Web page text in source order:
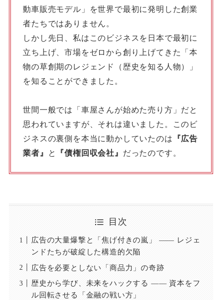
動車販売モデル」を世界で最初に発明した創業
者たちではありません。
しかし先日、私はこのビジネスを日本で最初に
立ち上げ、市場をゼロから創り上げてきた「本
物の草創期のレジェンド（歴史を知る人物）」
を知ることができました。
世間一般では「車屋さんが始めた売り方」だと
思われていますが、それは違いました。このビ
ジネスの裏側を本当に動かしていたのは 『広告
業者』
と 『債権回収会社』 だったのです。
目次
広告の大量爆撃と「焦げ付きの嵐」 ―― レジェ
ンドたちが破綻した構造的欠陥
広告を必要としない「商品力」の奇跡
歴史から学び、未来をハックする ―― 資本をフ
ル回転させる「金融の戦い方」